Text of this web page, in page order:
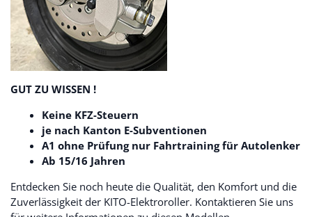
GUT ZU WISSEN !
Keine KFZ-Steuern
je nach Kanton E-Subventionen
A1 ohne Prüfung nur Fahrtraining für Autolenker
Ab 15/16 Jahren
Entdecken Sie noch heute die Qualität, den Komfort und die
Zuverlässigkeit der KITO-Elektroroller. Kontaktieren Sie uns